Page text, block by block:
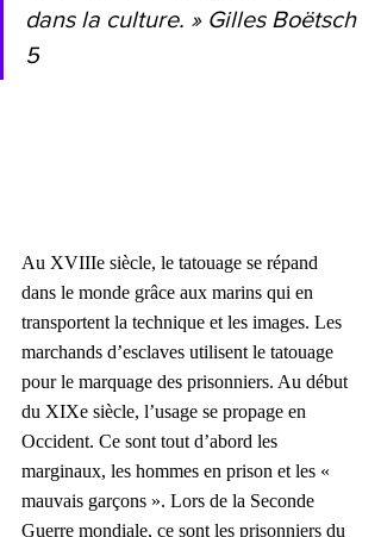
dans la culture. » Gilles Boëtsch
5
Au XVIIIe siècle, le tatouage se répand
dans le monde grâce aux marins qui en
transportent la technique et les images. Les
marchands d’esclaves utilisent le tatouage
pour le marquage des prisonniers. Au début
du XIXe siècle, l’usage se propage en
Occident. Ce sont tout d’abord les
marginaux, les hommes en prison et les «
mauvais garçons ». Lors de la Seconde
Guerre mondiale, ce sont les prisonniers du